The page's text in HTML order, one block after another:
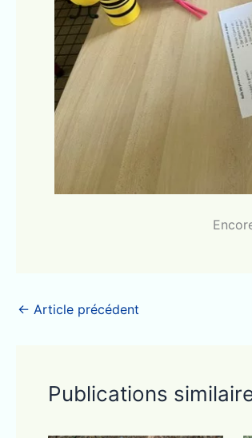
← Article précédent
Publications